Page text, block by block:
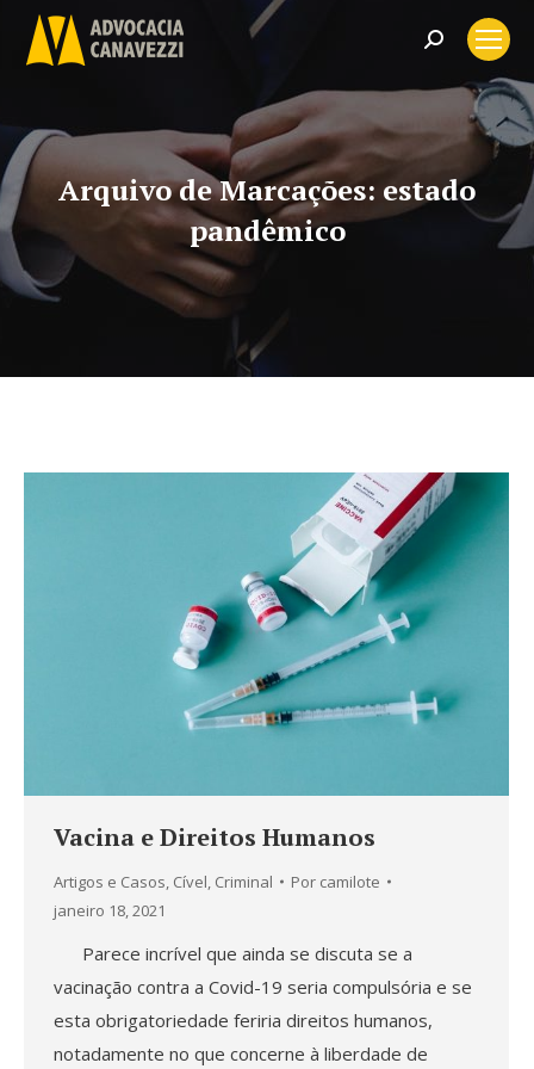
Search:
Arquivo de Marcações: estado
pandêmico
Vacina e Direitos Humanos
Artigos e Casos, Cível, Criminal Por camilote
janeiro 18, 2021
Parece incrível que ainda se discuta se a
vacinação contra a Covid-19 seria compulsória e se
esta obrigatoriedade feriria direitos humanos,
notadamente no que concerne à liberdade de